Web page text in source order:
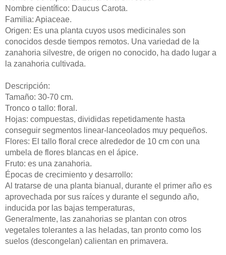
Nombre científico: Daucus Carota.
Familia: Apiaceae.
Origen: Es una planta cuyos usos medicinales son
conocidos desde tiempos remotos. Una variedad de la
zanahoria silvestre, de origen no conocido, ha dado lugar a
la zanahoria cultivada.
Descripción:
Tamaño: 30-70 cm.
Tronco o tallo: floral.
Hojas: compuestas, divididas repetidamente hasta
conseguir segmentos linear-lanceolados muy pequeños.
Flores: El tallo floral crece alrededor de 10 cm con una
umbela de flores blancas en el ápice.
Fruto: es una zanahoria.
Épocas de crecimiento y desarrollo:
Al tratarse de una planta bianual, durante el primer año es
aprovechada por sus raíces y durante el segundo año,
inducida por las bajas temperaturas,
Generalmente, las zanahorias se plantan con otros
vegetales tolerantes a las heladas, tan pronto como los
suelos (descongelan) calientan en primavera.